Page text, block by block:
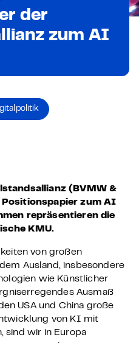
der
zum AI
(BVMW &
Positionspapier zum AI
repräsentieren die
KMU.
von großen
Ausland, insbesondere
wie Künstlicher
Ausmaß
USA und China große
von KI mit
sind wir in Europa